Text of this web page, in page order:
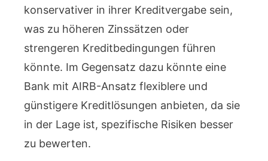
konservativer in ihrer Kreditvergabe sein,
was zu höheren Zinssätzen oder
strengeren Kreditbedingungen führen
könnte. Im Gegensatz dazu könnte eine
Bank mit AIRB-Ansatz flexiblere und
günstigere Kreditlösungen anbieten, da sie
in der Lage ist, spezifische Risiken besser
zu bewerten.